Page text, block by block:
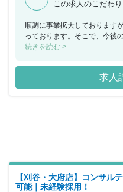
この求人のこだわ
順調に事業拡大しております
っております。そこで、今後
に向けて増員募集を行うことになりました。
施工を手掛けております。同
ズ、立地条件、周辺環境に応
オリジナルデザインになりま
まれ、ハタスグループとして
続きを読む >
求人
【刈谷・大府店】コンサ
可能｜未経験採用！